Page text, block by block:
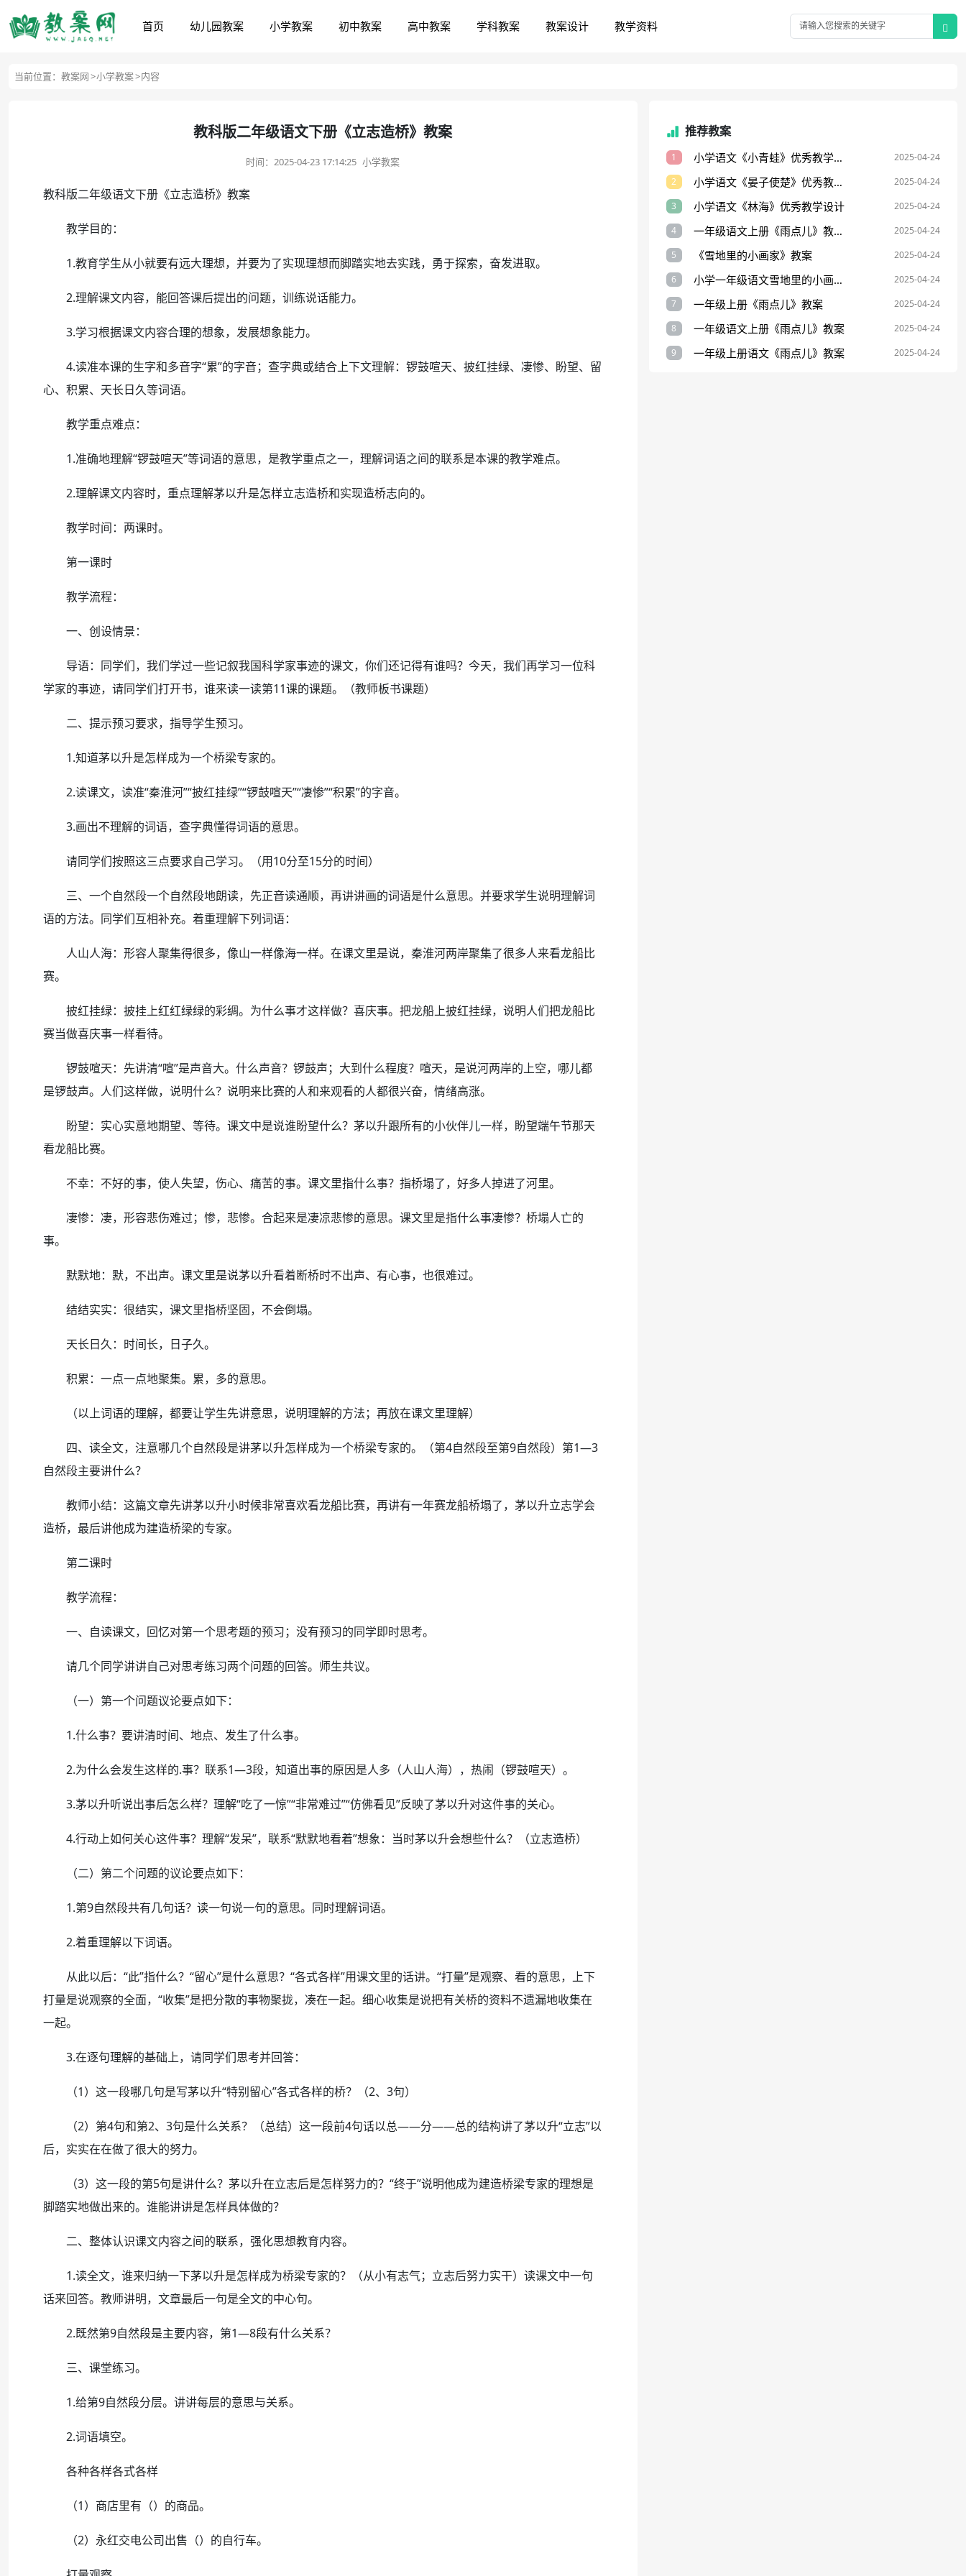
首页 幼儿园教案 小学教案 初中教案 高中教案 学科教案 教案设计 教学资料
当前位置： 教案网 小学教案 内容
教科版二年级语文下册《立志造桥》教案
时间：2025-04-23 17:14:25 小学教案
教科版二年级语文下册《立志造桥》教案
教学目的：
1.教育学生从小就要有远大理想，并要为了实现理想而脚踏实地去实践，勇于探索，奋发进取。
2.理解课文内容，能回答课后提出的问题，训练说话能力。
3.学习根据课文内容合理的想象，发展想象能力。
4.读准本课的生字和多音字“累”的字音；查字典或结合上下文理解：锣鼓喧天、披红挂绿、凄惨、盼望、留
心、积累、天长日久等词语。
教学重点难点：
1.准确地理解“锣鼓喧天”等词语的意思，是教学重点之一，理解词语之间的联系是本课的教学难点。
2.理解课文内容时，重点理解茅以升是怎样立志造桥和实现造桥志向的。
教学时间：两课时。
第一课时
教学流程：
一、创设情景：
导语：同学们，我们学过一些记叙我国科学家事迹的课文，你们还记得有谁吗？今天，我们再学习一位科
学家的事迹，请同学们打开书，谁来读一读第11课的课题。（教师板书课题）
二、提示预习要求，指导学生预习。
1.知道茅以升是怎样成为一个桥梁专家的。
2.读课文，读准“秦淮河”“披红挂绿”“锣鼓喧天”“凄惨”“积累”的字音。
3.画出不理解的词语，查字典懂得词语的意思。
请同学们按照这三点要求自己学习。（用10分至15分的时间）
三、一个自然段一个自然段地朗读，先正音读通顺，再讲讲画的词语是什么意思。并要求学生说明理解词
语的方法。同学们互相补充。着重理解下列词语：
人山人海：形容人聚集得很多，像山一样像海一样。在课文里是说，秦淮河两岸聚集了很多人来看龙船比
赛。
披红挂绿：披挂上红红绿绿的彩绸。为什么事才这样做？喜庆事。把龙船上披红挂绿，说明人们把龙船比
赛当做喜庆事一样看待。
锣鼓喧天：先讲清“喧”是声音大。什么声音？锣鼓声；大到什么程度？喧天，是说河两岸的上空，哪儿都
是锣鼓声。人们这样做，说明什么？说明来比赛的人和来观看的人都很兴奋，情绪高涨。
盼望：实心实意地期望、等待。课文中是说谁盼望什么？茅以升跟所有的小伙伴儿一样，盼望端午节那天
看龙船比赛。
不幸：不好的事，使人失望，伤心、痛苦的事。课文里指什么事？指桥塌了，好多人掉进了河里。
凄惨：凄，形容悲伤难过；惨，悲惨。合起来是凄凉悲惨的意思。课文里是指什么事凄惨？桥塌人亡的
事。
默默地：默，不出声。课文里是说茅以升看着断桥时不出声、有心事，也很难过。
结结实实：很结实，课文里指桥坚固，不会倒塌。
天长日久：时间长，日子久。
积累：一点一点地聚集。累，多的意思。
（以上词语的理解，都要让学生先讲意思，说明理解的方法；再放在课文里理解）
四、读全文，注意哪几个自然段是讲茅以升怎样成为一个桥梁专家的。（第4自然段至第9自然段）第1—3
自然段主要讲什么？
教师小结：这篇文章先讲茅以升小时候非常喜欢看龙船比赛，再讲有一年赛龙船桥塌了，茅以升立志学会
造桥，最后讲他成为建造桥梁的专家。
第二课时
教学流程：
一、自读课文，回忆对第一个思考题的预习；没有预习的同学即时思考。
请几个同学讲讲自己对思考练习两个问题的回答。师生共议。
（一）第一个问题议论要点如下：
1.什么事？要讲清时间、地点、发生了什么事。
2.为什么会发生这样的.事？联系1—3段，知道出事的原因是人多（人山人海），热闹（锣鼓喧天）。
3.茅以升听说出事后怎么样？理解“吃了一惊”“非常难过”“仿佛看见”反映了茅以升对这件事的关心。
4.行动上如何关心这件事？理解“发呆”，联系“默默地看着”想象：当时茅以升会想些什么？（立志造桥）
（二）第二个问题的议论要点如下：
1.第9自然段共有几句话？读一句说一句的意思。同时理解词语。
2.着重理解以下词语。
从此以后：“此”指什么？“留心”是什么意思？“各式各样”用课文里的话讲。“打量”是观察、看的意思，上下
打量是说观察的全面，“收集”是把分散的事物聚拢，凑在一起。细心收集是说把有关桥的资料不遗漏地收集在
一起。
3.在逐句理解的基础上，请同学们思考并回答：
（1）这一段哪几句是写茅以升“特别留心”各式各样的桥？（2、3句）
（2）第4句和第2、3句是什么关系？（总结）这一段前4句话以总——分——总的结构讲了茅以升“立志”以
后，实实在在做了很大的努力。
（3）这一段的第5句是讲什么？茅以升在立志后是怎样努力的？“终于”说明他成为建造桥梁专家的理想是
脚踏实地做出来的。谁能讲讲是怎样具体做的？
二、整体认识课文内容之间的联系，强化思想教育内容。
1.读全文，谁来归纳一下茅以升是怎样成为桥梁专家的？（从小有志气；立志后努力实干）读课文中一句
话来回答。教师讲明，文章最后一句是全文的中心句。
2.既然第9自然段是主要内容，第1—8段有什么关系？
三、课堂练习。
1.给第9自然段分层。讲讲每层的意思与关系。
2.词语填空。
各种各样各式各样
（1）商店里有（）的商品。
（2）永红交电公司出售（）的自行车。
推荐教案
1 小学语文《小青蛙》优秀教学设计
2025-04-24
2
小学语文《晏子使楚》优秀教学设计
2025-04-24
3
小学语文《林海》优秀教学设计
2025-04-24
4
一年级语文上册《雨点儿》教案设计
2025-04-24
5
《雪地里的小画家》教案
2025-04-24
6
小学一年级语文雪地里的小画家教案
2025-04-24
7
一年级上册《雨点儿》教案
2025-04-24
8
一年级语文上册《雨点儿》教案
2025-04-24
9
一年级上册语文《雨点儿》教案 2025-04-24